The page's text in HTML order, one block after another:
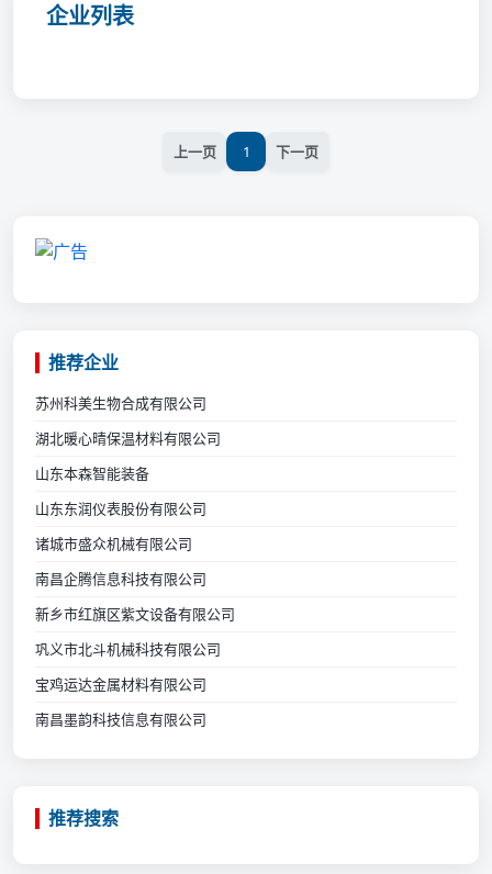
企业列表
上一页 1 下一页
推荐企业
苏州科美生物合成有限公司
湖北暖心晴保温材料有限公司
山东本森智能装备
山东东润仪表股份有限公司
诸城市盛众机械有限公司
南昌企腾信息科技有限公司
新乡市红旗区紫文设备有限公司
巩义市北斗机械科技有限公司
宝鸡运达金属材料有限公司
南昌墨韵科技信息有限公司
推荐搜索